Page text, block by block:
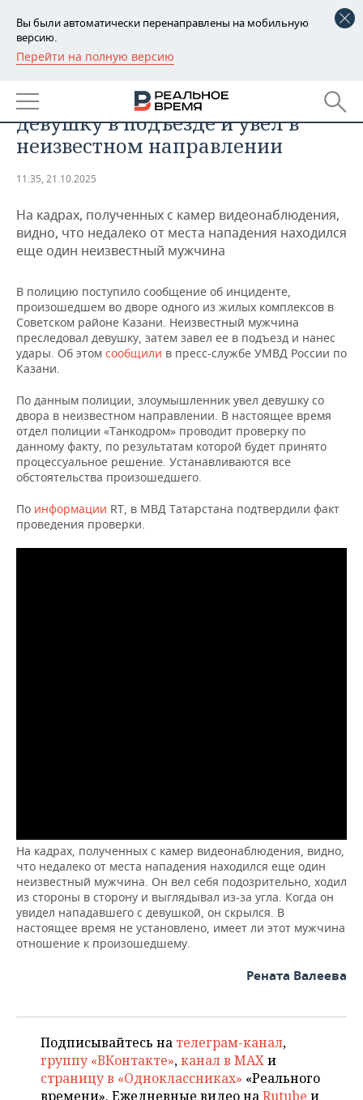
Вы были автоматически перенаправлены на мобильную
версию.
Перейти на полную версию
РЕГИОНЫ
БАШКОРТОСТАН
ТАТАРСТАН
НОВОСТИ
АНАЛИТИКА
ДЕКЛАРАЦИИ О ДОХОДАХ
КОРОЛИ ГОСЗАКАЗА ПФО
КОМУ ПРИНАДЛЕЖАТ
ТОРГОВЫЕ ЦЕНТРЫ
ТАТАРСТАНА
НОВОСТИ ЭКОНОМИКИ
ФИНАНСЫ
БЮДЖЕТ
ИНВЕСТИЦИИ
ПРОМЫШЛЕННОСТЬ
НОВОСТИ
ПРОМЫШЛЕННОСТИ
АГРОПРОМ
МАШИНОСТРОЕНИЕ
НЕФТЕХИМИЯ
НЕФТЬ
ОПК
ЭНЕРГЕТИКА
НЕДВИЖИМОСТЬ
НОВОСТИ АВТО
БИЗНЕС
НОВОСТИ БИЗНЕСА
РОЗНИЧНАЯ ТОРГОВЛЯ
ТРАНСПОРТ
УСЛУГИ
ТЕХНОЛОГИИ
НОВОСТИ ТЕХНОЛОГИЙ
IT
МЕДИА
ТЕЛЕКОММУНИКАЦИИ
МЕРОПРИЯТИЯ
НОВОСТИ МЕРОПРИЯТИЙ
ВЫЕЗДНАЯ РЕДАКЦИЯ
БИЗНЕС-БРАНЧИ
СПОРТ
НОВОСТИ СПОРТА
ФУТБОЛ
ОБЩЕСТВО
НОВОСТИ ОБЩЕСТВА
ФОТОГАЛЕРЕЯ
В Казани мужчина избил
девушку в подъезде и увел в
неизвестном направлении
11:35, 21.10.2025
На кадрах, полученных с камер видеонаблюдения,
видно, что недалеко от места нападения находился
еще один неизвестный мужчина
В полицию поступило сообщение об инциденте,
произошедшем во дворе одного из жилых комплексов в
Советском районе Казани. Неизвестный мужчина
преследовал девушку, затем завел ее в подъезд и нанес
удары. Об этом сообщили в пресс-службе УМВД России по
Казани.
По данным полиции, злоумышленник увел девушку со
двора в неизвестном направлении. В настоящее время
отдел полиции «Танкодром» проводит проверку по
данному факту, по результатам которой будет принято
процессуальное решение. Устанавливаются все
обстоятельства произошедшего.
По информации RT, в МВД Татарстана подтвердили факт
проведения проверки.
На кадрах, полученных с камер видеонаблюдения, видно,
что недалеко от места нападения находился еще один
неизвестный мужчина. Он вел себя подозрительно, ходил
из стороны в сторону и выглядывал из-за угла. Когда он
увидел нападавшего с девушкой, он скрылся. В
настоящее время не установлено, имеет ли этот мужчина
отношение к произошедшему.
Рената Валеева
Подписывайтесь на телеграм-канал,
группу «ВКонтакте»,канал в MAXи
страницу в «Одноклассниках» «Реального
времени». Ежедневные видео наRutube и